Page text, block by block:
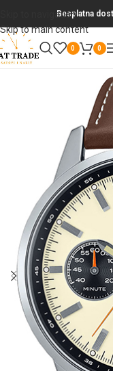
Skip to navigation
Skip to main content
Besplatna
0 0